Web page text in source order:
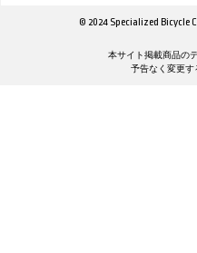
© 2024 Specialized Bicycle
本サイト掲載商品の
予告なく変更す